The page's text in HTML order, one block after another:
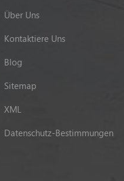
Über Uns
Kontaktiere Uns
Blog
Sitemap
XML
Datenschutz-Bestimmungen